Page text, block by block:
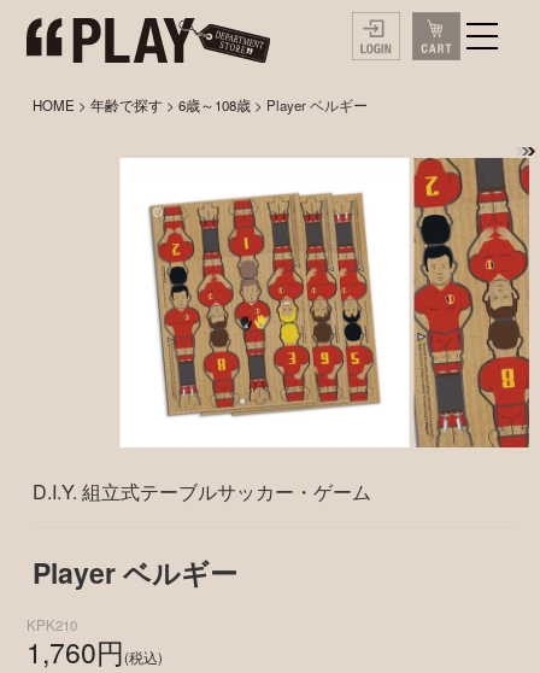
HOME >年齢で探す >6歳～108歳 > Player ベルギー
D.I.Y. 組立式テーブルサッカー・ゲーム
Player ベルギー
KPK210
1,760円(税込)